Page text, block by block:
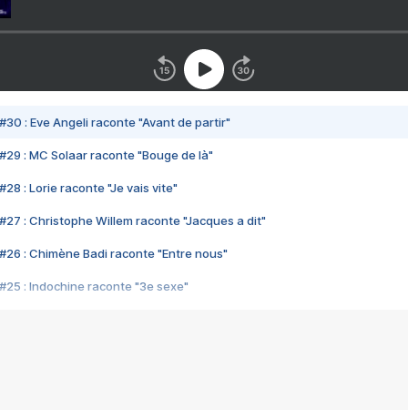
#30 : Eve Angeli raconte "Avant de partir"
#29 : MC Solaar raconte "Bouge de là"
#28 : Lorie raconte "Je vais vite"
#27 : Christophe Willem raconte "Jacques a dit"
#26 : Chimène Badi raconte "Entre nous"
#25 : Indochine raconte "3e sexe"